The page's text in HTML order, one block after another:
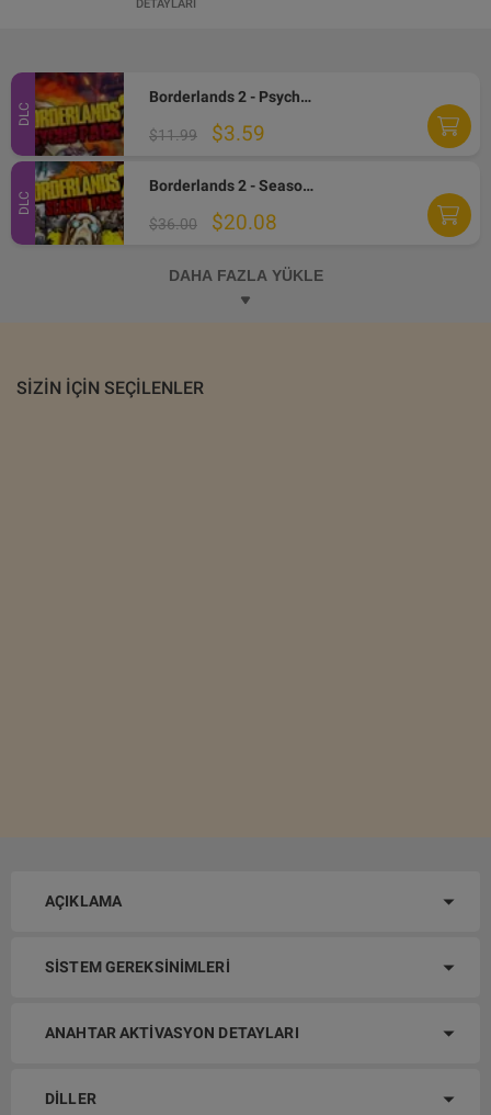
DETAYLARI
DLC
Borderlands 2 - Psycho Character Pack EN/IT/FR Languages Only DLC Steam CD Key
$11.99 $3.59
DLC
Borderlands 2 - Season Pass DLC PC Steam Altergift
$36.00 $20.08
DAHA FAZLA YÜKLE
SIZIN IÇIN SEÇILENLER
AÇIKLAMA
SISTEM GEREKSINIMLERI
ANAHTAR AKTIVASYON DETAYLARI
DILLER